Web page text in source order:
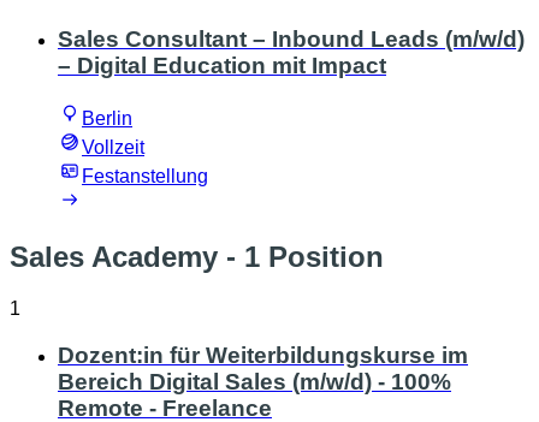
Sales Consultant – Inbound Leads (m/w/d)
– Digital Education mit Impact
Berlin
Vollzeit
Festanstellung
Sales Academy - 1 Position
1
Dozent:in für Weiterbildungskurse im
Bereich Digital Sales (m/w/d) - 100%
Remote - Freelance